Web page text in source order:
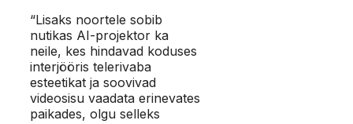
“Lisaks noortele sobib
nutikas AI-projektor ka
neile, kes hindavad koduses
interjööris telerivaba
esteetikat ja soovivad
videosisu vaadata erinevates
paikades, olgu selleks